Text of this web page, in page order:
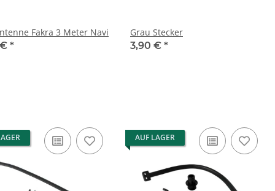
Fakra 3 Meter Navi
*
Grau Stecker
3,90 € *
AUF LAGER